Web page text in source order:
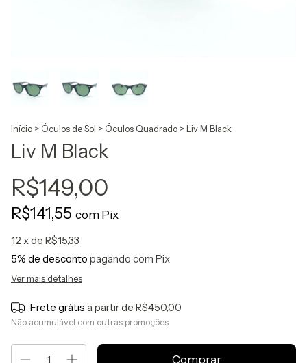
Início > Óculos de Sol > Óculos Quadrado >Liv M Black
Liv M Black
R$149,00
R$141,55 com Pix
12 x de R$15,33
5% de desconto pagando com Pix
Ver mais detalhes
Frete grátis a partir de R$450,00
Não acumulável com outras promoções